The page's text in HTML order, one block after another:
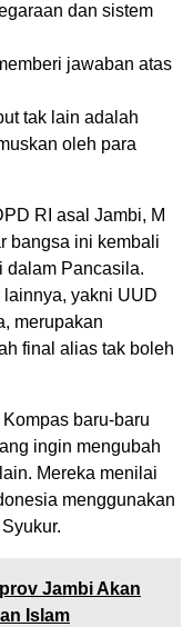
dan sistem
jawaban atas
tak lain adalah
oleh para
RI asal Jambi, M
bangsa ini kembali
dalam Pancasila.
yakni UUD
merupakan
final alias tak boleh
baru-baru
ingin mengubah
Mereka menilai
menggunakan
Jambi Akan
Islam